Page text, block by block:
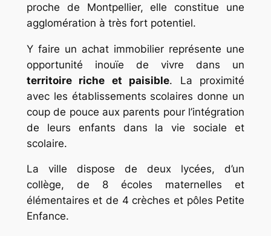
proche de Montpellier, elle constitue une
agglomération à très fort potentiel.
Y faire un achat immobilier représente une
opportunité inouïe de vivre dans un
territoire riche et paisible. La proximité
avec les établissements scolaires donne un
coup de pouce aux parents pour l’intégration
de leurs enfants dans la vie sociale et
scolaire.
La ville dispose de deux lycées, d’un
collège, de 8 écoles maternelles et
élémentaires et de 4 crèches et pôles Petite
Enfance.